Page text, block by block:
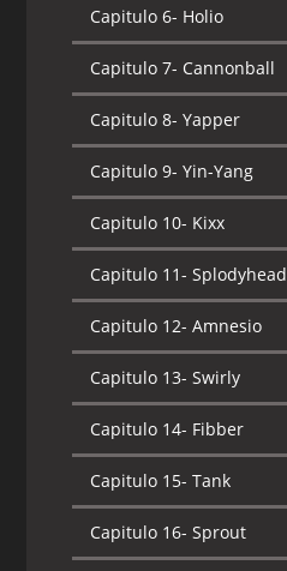
Capitulo 6- Holio
Capitulo 7- Cannonball
Capitulo 8- Yapper
Capitulo 9- Yin-Yang
Capitulo 10- Kixx
Capitulo 11- Splodyhead
Capitulo 12- Amnesio
Capitulo 13- Swirly
Capitulo 14- Fibber
Capitulo 15- Tank
Capitulo 16- Sprout